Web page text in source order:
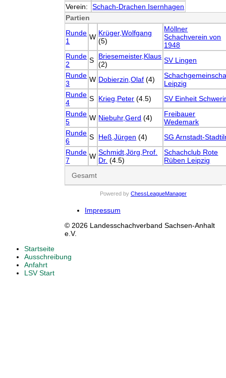
Verein:
Schach-Drachen Isernhagen
Partien
Runde
1
W Krüger,Wolfgang
(5)
Möllner
Schachverein von
1948
Runde
2
S
Briesemeister,Klaus
(2)
SV Lingen
Runde
3
W Dobierzin,Olaf (4)
Leipzig
Runde
4
S Krieg,Peter (4.5)
SV Einheit
Runde
5
W Niebuhr,Gerd (4)
Freibauer
Wedemark
Runde
6
S Heß,Jürgen (4)
SG Arnstadt-
Runde
7
W Schmidt,Jörg,Prof.
Dr. (4.5)
Schachclub Rote
Rüben Leipzig
Gesamt
Powered by ChessLeagueManager
Impressum
© 2026 Landesschachverband Sachsen-Anhalt
e.V.
Startseite
Ausschreibung
Anfahrt
LSV Start